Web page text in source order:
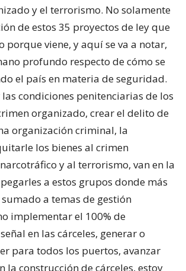
y el terrorismo. No solamente
de estos 35 proyectos de ley que
porque viene, y aquí se va a notar,
profundo respecto de cómo se
el país en materia de seguridad.
condiciones penitenciarias de los
organizado, crear el delito de
organización criminal, la
los bienes al crimen
y al terrorismo, van en la
a estos grupos donde más
sumado a temas de gestión
implementar el 100% de
en las cárceles, generar o
para todos los puertos, avanzar
la construcción de cárceles, estoy